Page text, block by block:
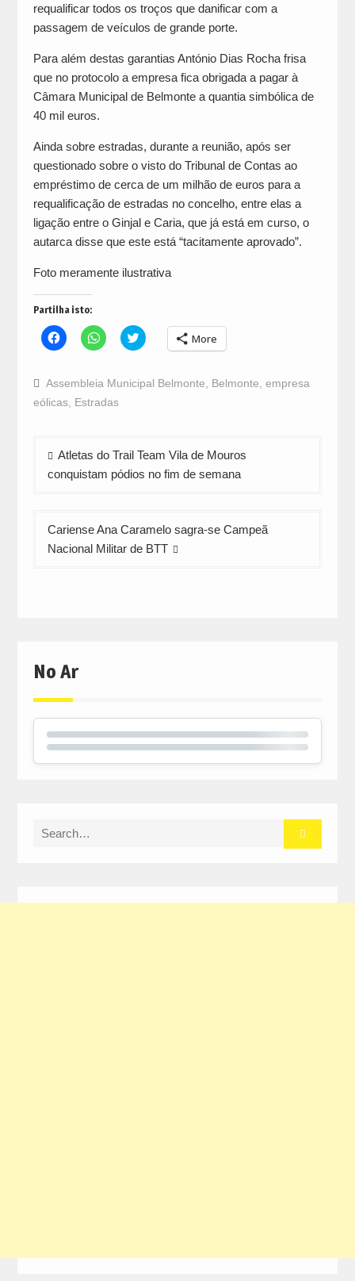
requalificar todos os troços que danificar com a
passagem de veículos de grande porte.
Para além destas garantias António Dias Rocha frisa
que no protocolo a empresa fica obrigada a pagar à
Câmara Municipal de Belmonte a quantia simbólica de
40 mil euros.
Ainda sobre estradas, durante a reunião, após ser
questionado sobre o visto do Tribunal de Contas ao
empréstimo de cerca de um milhão de euros para a
requalificação de estradas no concelho, entre elas a
ligação entre o Ginjal e Caria, que já está em curso, o
autarca disse que este está “tacitamente aprovado”.
Foto meramente ilustrativa
Partilha isto:
Click
to
Facebook
(Opens
new
Click
to
WhatsApp
(Opens
in
new
Click
to
Twitter
(Opens
More
Assembleia Municipal Belmonte Belmonte empresa
eólicas, Estradas
Navegação
de
Atletas do Trail Team Vila de Mouros
conquistam pódios no fim de semana
Cariense Ana Caramelo sagra-se Campeã
Nacional Militar de BTT
No Ar
Search